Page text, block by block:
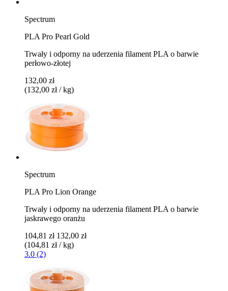
Spectrum
PLA Pro Pearl Gold
Trwały i odporny na uderzenia filament PLA o barwie
perłowo-złotej
132,00 zł
(132,00 zł / kg)
Spectrum
PLA Pro Lion Orange
Trwały i odporny na uderzenia filament PLA o barwie
jaskrawego oranżu
104,81 zł 132,00 zł
(104,81 zł / kg)
3.0 (2)